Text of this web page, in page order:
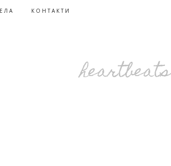
КОНТАКТИ
heartbeats